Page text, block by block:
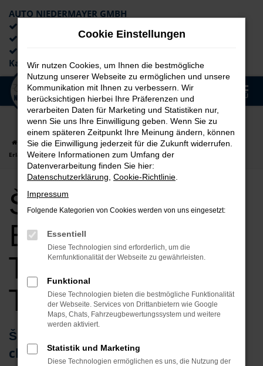
Zum
Hauptinhalt
springen
AUTO NIEDERMAYER GMBH
Lieferung an die Haustür
Kaufabwicklung
MENÜ
Startseite Erlangen Škoda Škoda Karoq
Škoda Karoq für
Erlangen Tageszulassung Top Angebote
Škoda Karoq für
Erlangen
Tageszulassung
Top Angebote
Škoda Karoq Tageszulassung – die
clevere Alternative für Erlangen
Cookie Einstellungen
Wir nutzen Cookies, um Ihnen die bestmögliche
Nutzung unserer Webseite zu ermöglichen und unsere
Kommunikation mit Ihnen zu verbessern. Wir
berücksichtigen hierbei Ihre Präferenzen und
verarbeiten Daten für Marketing und Statistiken nur,
wenn Sie uns Ihre Einwilligung geben. Wenn Sie zu
einem späteren Zeitpunkt Ihre Meinung ändern, können
Sie die Einwilligung jederzeit für die Zukunft widerrufen.
Weitere Informationen zum Umfang der
Datenverarbeitung finden Sie hier:
Datenschutzerklärung Cookie-Richtlinie
Impressum
Folgende Kategorien von Cookies werden von uns eingesetzt:
Essentiell
Diese Technologien sind erforderlich, um die
Kernfunktionalität der Webseite zu gewährleisten.
Funktional
Diese Technologien bieten die bestmögliche Funktionalität
der Webseite. Services von Drittanbietern wie Google
Maps, Chats, Fahrzeugbewertungssystem und weitere
werden aktiviert.
Statistik und Marketing
Diese Technologien ermöglichen es uns, die Nutzung der